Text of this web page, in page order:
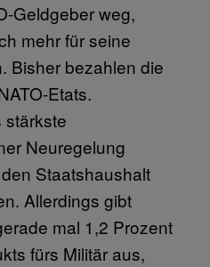
Geldgeber weg,
mehr für seine
Bisher bezahlen die
Etats.
stärkste
Neuregelung
Staatshaushalt
Allerdings gibt
mal 1,2 Prozent
fürs Militär aus,